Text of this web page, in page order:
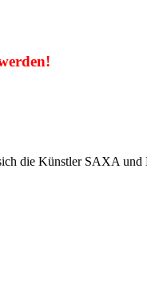
die Künstler SAXA